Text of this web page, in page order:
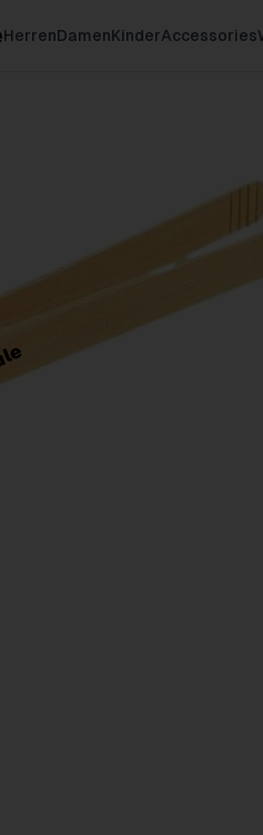
HerrenDamenKinderAccessories